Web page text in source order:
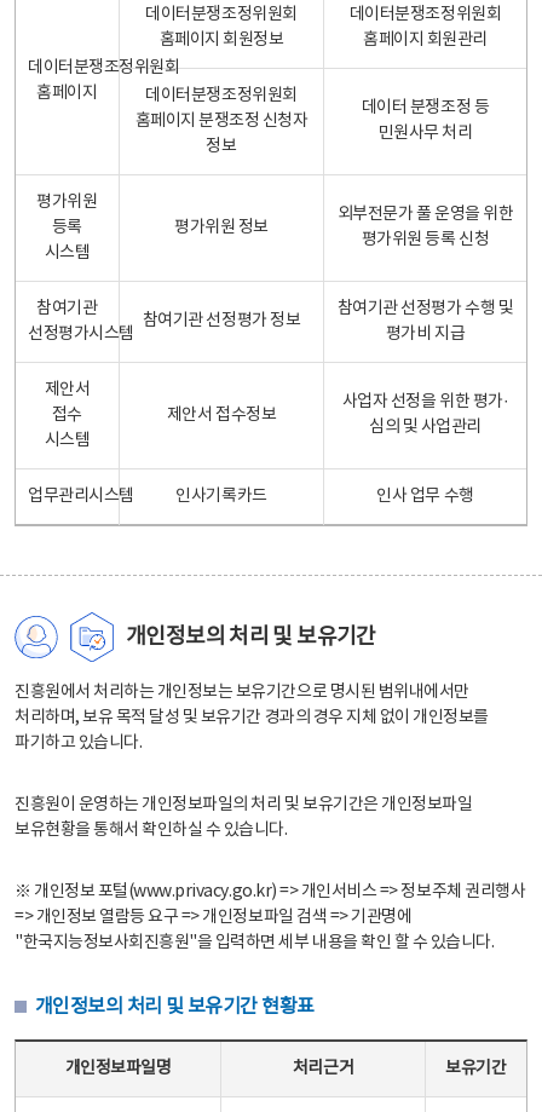
데이터분쟁조정위원회
홈페이지
데이터분쟁조정위원회
홈페이지 회원정보
데이터분쟁조정위원회
홈페이지 회원관리
데이터분쟁조정위원회
홈페이지 분쟁조정 신청자
정보
데이터 분쟁조정 등
민원사무 처리
평가위원
등록
시스템
평가위원 정보
외부전문가 풀 운영을 위한
평가위원 등록 신청
참여기관
선정평가시스템
참여기관 선정평가 정보
참여기관 선정평가 수행 및
평가비 지급
제안서
접수
시스템
제안서 접수정보
사업자 선정을 위한 평가·
심의 및 사업관리
업무관리시스템 인사기록카드 인사 업무 수행
개인정보의 처리 및 보유기간
진흥원에서 처리하는 개인정보는 보유기간으로 명시된 범위내에서만
처리하며, 보유 목적 달성 및 보유기간 경과의 경우 지체 없이 개인정보를
파기하고 있습니다.
진흥원이 운영하는 개인정보파일의 처리 및 보유기간은 개인정보파일
보유현황을 통해서 확인하실 수 있습니다.
※ 개인정보 포털(www.privacy.go.kr) => 개인서비스 => 정보주체 권리행사
=> 개인정보 열람등 요구 => 개인정보파일 검색 => 기관명에
"한국지능정보사회진흥원"을 입력하면 세부 내용을 확인 할 수 있습니다.
개인정보의 처리 및 보유기간 현황표
개인정보파일명 처리근거 보유기간